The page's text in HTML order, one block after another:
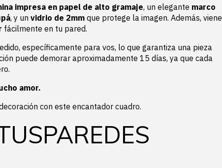
impresa en papel de alto gramaje, un elegante marco
, y un vidrio de 2mm que protege la imagen. Además, viene
fácilmente en tu pared.
específicamente para vos, lo que garantiza una pieza
puede demorar aproximadamente 15 días, ya que cada
amor.
con este encantador cuadro.